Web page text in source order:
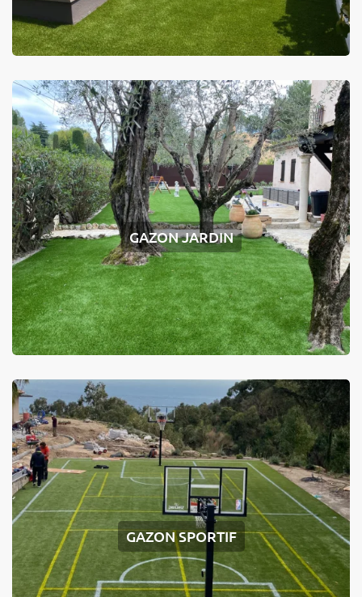
GAZON JARDIN
GAZON SPORTIF